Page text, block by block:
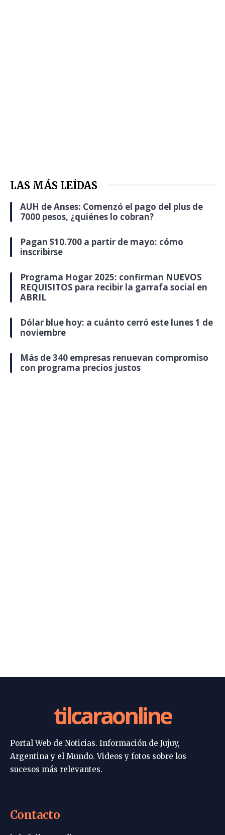
LAS MÁS LEÍDAS
AUH de Anses: Comenzó el pago del plus de
7000 pesos, ¿quiénes lo cobran?
Pagan $10.700 a partir de mayo: cómo
inscribirse
Programa Hogar 2025: confirman NUEVOS
REQUISITOS para recibir la garrafa social en
ABRIL
Dólar blue hoy: a cuánto cerró este lunes 1 de
noviembre
Más de 340 empresas renuevan compromiso
con programa precios justos
tilcaraonline
Portal Web de Noticias. Información de Jujuy,
Argentina y el Mundo. Videos y fotos sobre los
sucesos más relevantes.
Contacto